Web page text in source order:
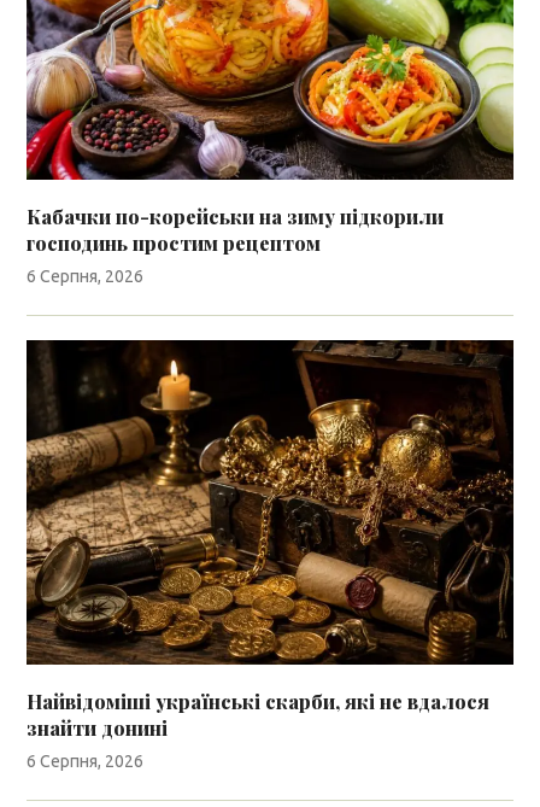
Кабачки по-корейськи на зиму підкорили
господинь простим рецептом
6 Серпня, 2026
Найвідоміші українські скарби, які не вдалося
знайти донині
6 Серпня, 2026